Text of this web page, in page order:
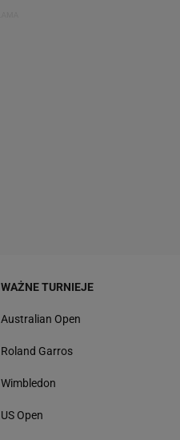
WAŻNE TURNIEJE
Australian Open
Roland Garros
Wimbledon
US Open